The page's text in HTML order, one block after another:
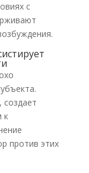
с
к
против этих